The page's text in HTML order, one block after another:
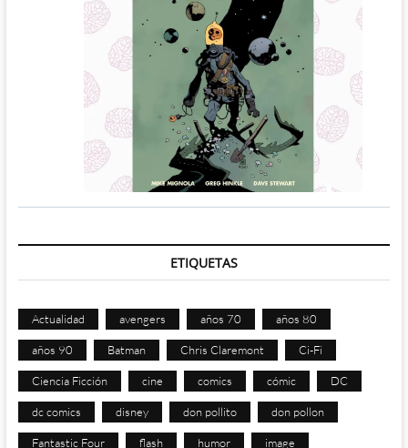
ETIQUETAS
Actualidad avengers años 70 años 80
años 90 Batman Chris Claremont Ci-Fi
Ciencia Ficción cine comics cómic DC
dc comics disney don pollito don pollon
Fantastic Four flash humor image